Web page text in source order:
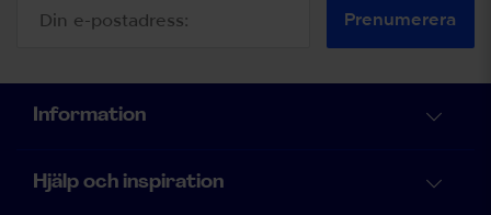
Prenumerera
Information
Hjälp och inspiration